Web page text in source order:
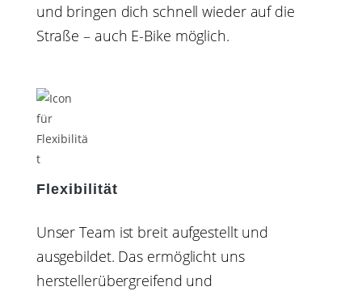
und bringen dich schnell wieder auf die
Straße – auch E-Bike möglich.
Flexibilität
Unser Team ist breit aufgestellt und
ausgebildet. Das ermöglicht uns
herstellerübergreifend und